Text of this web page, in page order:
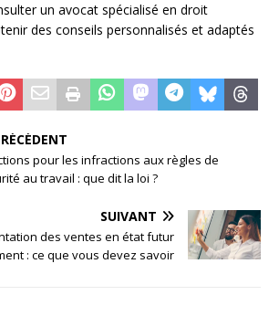
un avocat spécialisé en droit
des conseils personnalisés et adaptés
pour les infractions aux règles de
au travail : que dit la loi ?
SUIVANT
des ventes en état futur
: ce que vous devez savoir